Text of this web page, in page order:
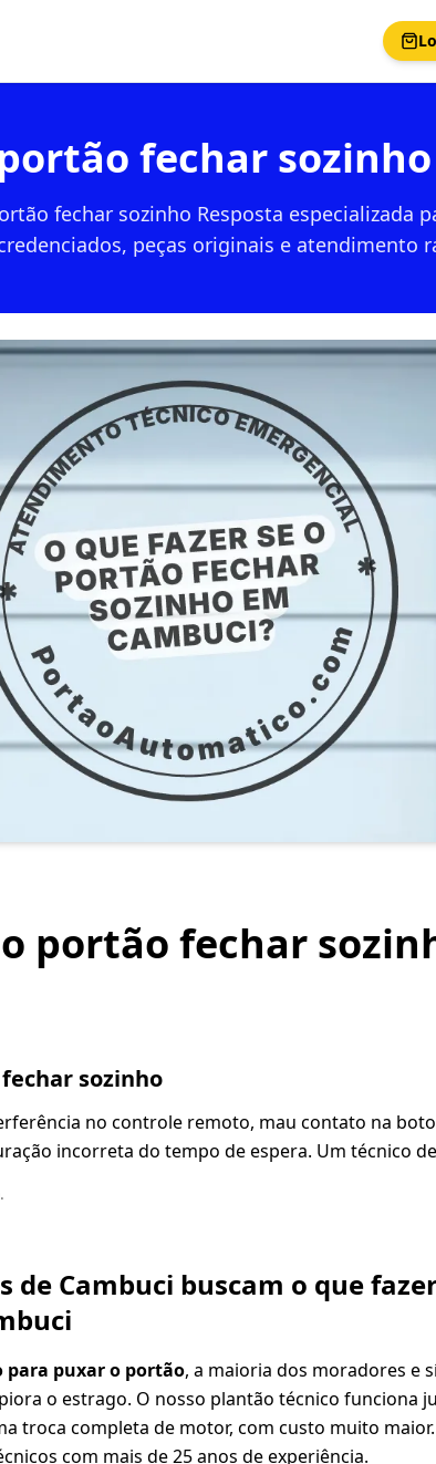
fechar
fechar sozinho Resposta especializada
peças originais e atendimento
portão fechar
sozinho
no controle remoto, mau contato na
incorreta do tempo de espera. Um técnico
de Cambuci buscam o que
para puxar o portão, a maioria dos moradores e
o estrago. O nosso plantão técnico funciona
troca completa de motor, com custo muito
com mais de 25 anos de experiência.